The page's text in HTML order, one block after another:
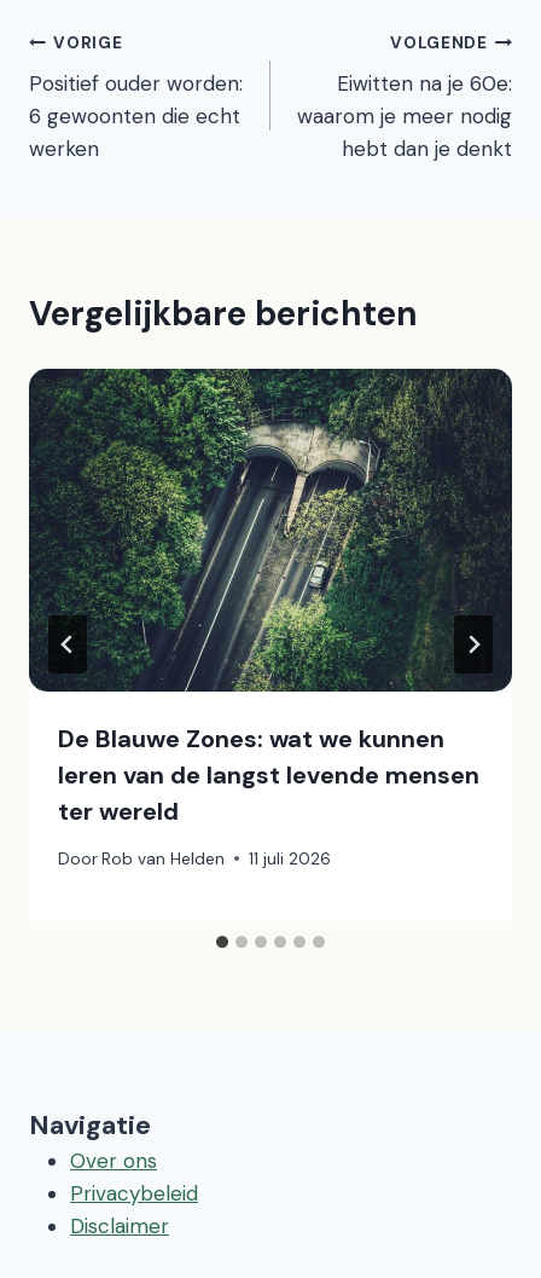
Bericht
navigatie
VORIGE
Positief ouder worden:
6 gewoonten die echt
werken
VOLGENDE
Eiwitten na je 60e:
waarom je meer nodig
hebt dan je denkt
Vergelijkbare berichten
De Blauwe Zones: wat we kunnen
leren van de langst levende mensen
ter wereld
DoorRob van Helden 11 juli 2026
Navigatie
Over ons
Privacybeleid
Disclaimer